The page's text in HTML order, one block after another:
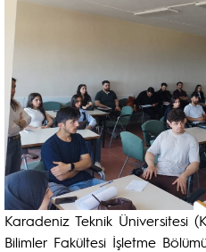
Karadeniz Teknik Üniversitesi
Bilimler Fakültesi İşletme